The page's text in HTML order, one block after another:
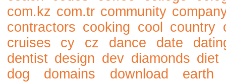
com.kz com.tr community
contractors cooking cool country
cruises
cy cz dance date
dentist design dev diamonds diet
dog
domains download
earth